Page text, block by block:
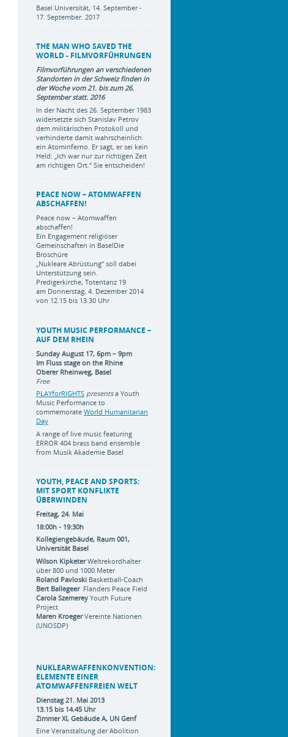
Basel Universität, 14. September -
17. September. 2017
THE MAN WHO SAVED THE
WORLD - FILMVORFÜHRUNGEN
Filmvorführungen an verschiedenen
Standorten in der Schweiz finden in
der Woche vom 21. bis zum 26.
September statt. 2016
In der Nacht des 26. September 1983
widersetzte sich Stanislav Petrov
dem militärischen Protokoll und
verhinderte damit wahrscheinlich
ein Atominferno. Er sagt, er sei kein
Held: „Ich war nur zur richtigen Zeit
am richtigen Ort.“ Sie entscheiden!
PEACE NOW – ATOMWAFFEN
ABSCHAFFEN!
Peace now – Atomwaffen
abschaffen!
Ein Engagement religiöser
Gemeinschaften in BaselDie
Broschüre
„Nukleare Abrüstung“ soll dabei
Unterstützung sein.
Predigerkirche, Totentanz 19
am Donnerstag, 4. Dezember 2014
von 12.15 bis 13.30 Uhr
YOUTH MUSIC PERFORMANCE –
AUF DEM RHEIN
Sunday August 17, 6pm – 9pm
Im Fluss stage on the Rhine
Oberer Rheinweg, Basel
Free
PLAYforRIGHTS presentsa Youth
Music Performance to
commemorate World Humanitarian
Day
A range of live music featuring
ERROR 404 brass band ensemble
from Musik Akademie Basel
YOUTH, PEACE AND SPORTS:
MIT SPORT KONFLIKTE
ÜBERWINDEN
Freitag, 24. Mai
18:00h - 19:30h
Kollegiengebäude, Raum 001,
Universität Basel
Wilson KipketerWeltrekordhalter
über 800 und 1000 Meter
Roland Pavloski Basketball-Coach
Bert Ballegeer Flanders Peace Field
Carola Szemerey Youth Future
Project
Maren KroegerVereinte Nationen
(UNOSDP)
NUKLEARWAFFENKONVENTION:
ELEMENTE EINER
ATOMWAFFENFREIEN WELT
Dienstag21. Mai 2013
13.15 bis 14.45 Uhr
Zimmer XI, Gebäude A, UN Genf
Eine Veranstaltung der Abolition